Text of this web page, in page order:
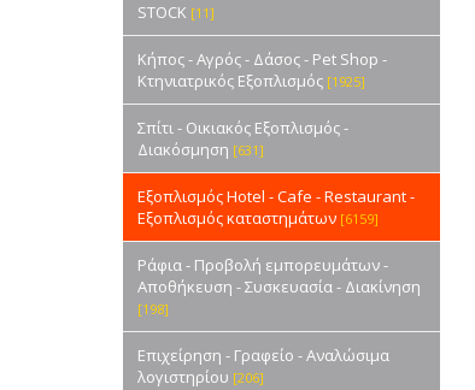
STOCK [11]
Κήπος - Αγρός - Δάσος - Pet Shop -
Κτηνιατρικός Εξοπλισμός [1925]
Σπίτι - Οικιακός Εξοπλισμός -
Διακόσμηση [631]
Εξοπλισμός Hotel - Cafe - Restaurant -
Εξοπλισμός καταστημάτων [6159]
Ράφια - Προβολή εμπορευμάτων -
Αποθήκευση - Συσκευασία - Διακίνηση
[198]
Επιχείρηση - Γραφείο - Αναλώσιμα
λογιστηρίου [206]